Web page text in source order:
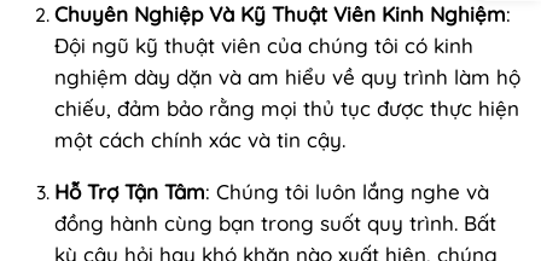
Chuyên Nghiệp Và Kỹ Thuật Viên Kinh Nghiệm:
Đội ngũ kỹ thuật viên của chúng tôi có kinh
nghiệm dày dặn và am hiểu về quy trình làm hộ
chiếu, đảm bảo rằng mọi thủ tục được thực hiện
một cách chính xác và tin cậy.
Hỗ Trợ Tận Tâm: Chúng tôi luôn lắng nghe và
đồng hành cùng bạn trong suốt quy trình. Bất
kỳ câu hỏi hay khó khăn nào xuất hiện, chúng